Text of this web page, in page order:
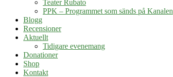
Teater Rubato
PPK – Programmet som sänds på Kanalen
Blogg
Recensioner
Aktuellt
Tidigare evenemang
Donationer
Shop
Kontakt